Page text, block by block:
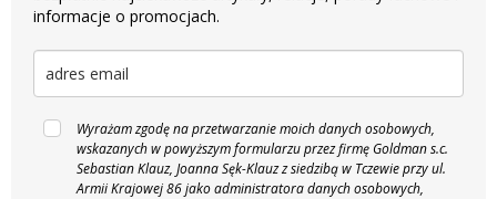
informacje o promocjach.
Wyrażam zgodę na przetwarzanie moich danych osobowych,
wskazanych w powyższym formularzu przez firmę Goldman s.c.
Sebastian Klauz, Joanna Sęk-Klauz z siedzibą w Tczewie przy ul.
Armii Krajowej 86 jako administratora danych osobowych,